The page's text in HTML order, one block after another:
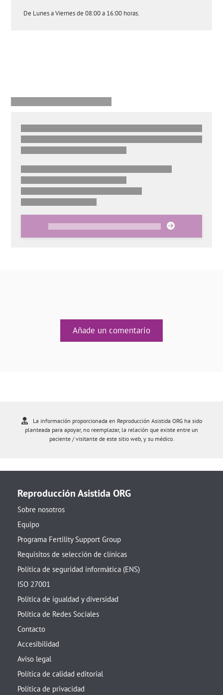
De Lunes a Viernes de 08:00 a 16:00 horas.
Añade un comentario
La información proporcionada en Reproducción Asistida ORG ha sido
planteada para apoyar, no reemplazar, la relación que existe entre un
paciente / visitante de este sitio web, y su médico.
Reproducción Asistida ORG
Sobre nosotros
Equipo
Programa Fertility Support Group
Requisitos de selección de clínicas
Política de seguridad informática (ENS)
ISO 27001
Política de igualdad y diversidad
Política de Redes Sociales
Contacto
Accesibilidad
Aviso legal
Política de calidad editorial
Política de privacidad